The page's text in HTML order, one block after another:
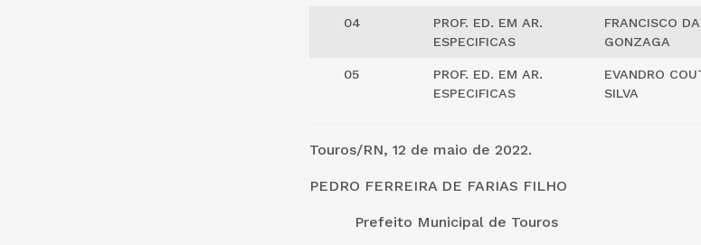
04
PROF. ED. EM AR.
ESPECIFICAS
FRANCISCO
GONZAGA
05
PROF. ED. EM AR.
ESPECIFICAS
EVANDRO
SILVA
Touros/RN, 12 de maio de 2022.
PEDRO FERREIRA DE FARIAS FILHO
Prefeito Municipal de Touros